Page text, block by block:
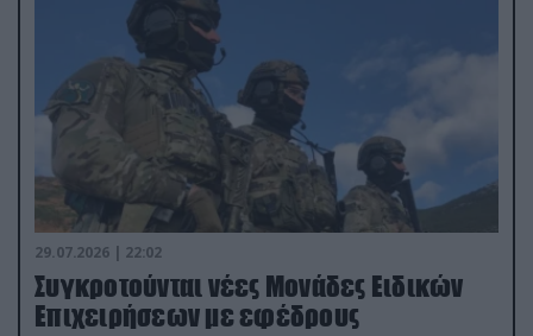
29.07.2026 | 22:02
Συγκροτούνται νέες Μονάδες Ειδικών
Επιχειρήσεων με εφέδρους